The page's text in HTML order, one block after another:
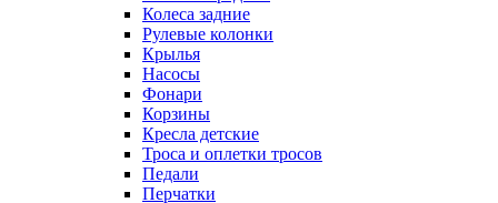
Колеса задние
Рулевые колонки
Крылья
Насосы
Фонари
Корзины
Кресла детские
Троса и оплетки тросов
Педали
Перчатки